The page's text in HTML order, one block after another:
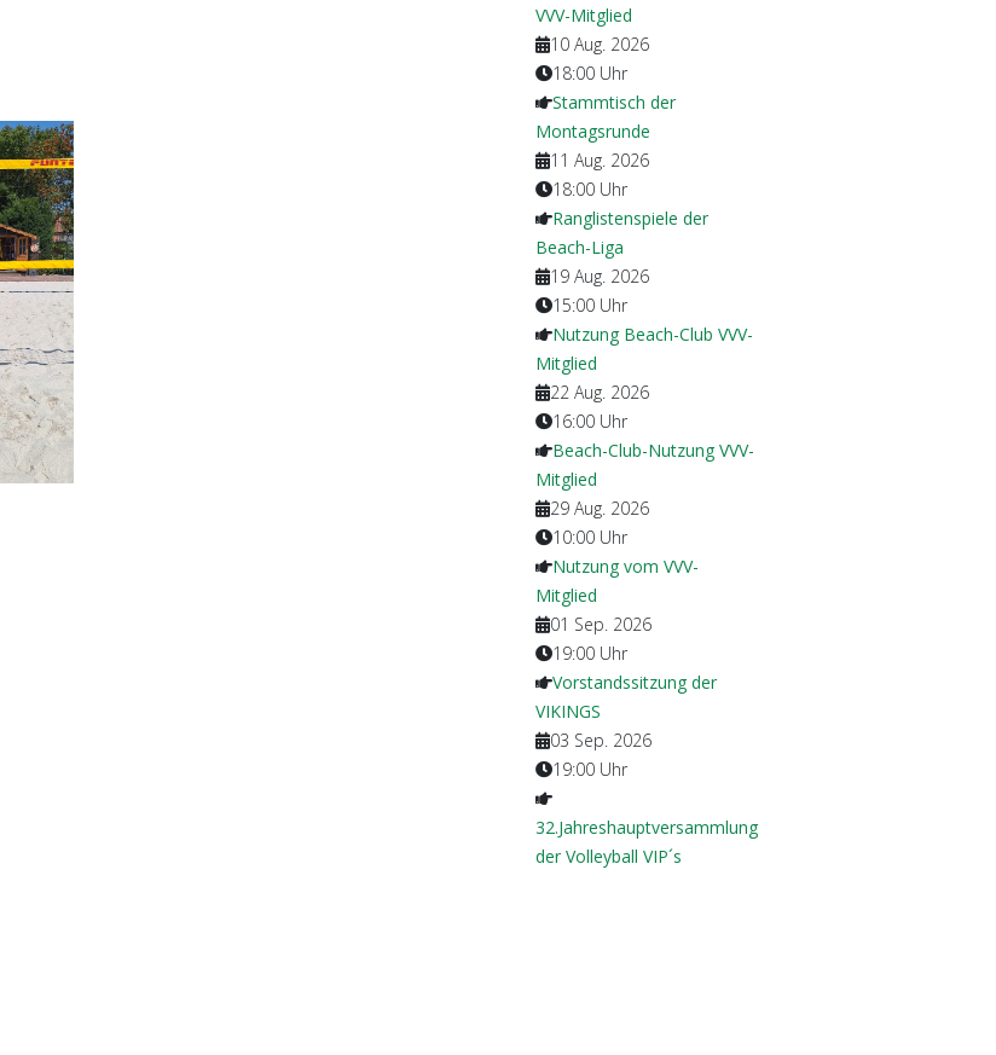
VVV-Mitglied
10 Aug. 2026
18:00 Uhr
Stammtisch der
Montagsrunde
11 Aug. 2026
18:00 Uhr
Ranglistenspiele der
Beach-Liga
19 Aug. 2026
15:00 Uhr
Nutzung Beach-Club VVV-
Mitglied
22 Aug. 2026
16:00 Uhr
Beach-Club-Nutzung VVV-
Mitglied
29 Aug. 2026
10:00 Uhr
Nutzung vom VVV-
Mitglied
01 Sep. 2026
19:00 Uhr
Vorstandssitzung der
VIKINGS
03 Sep. 2026
19:00 Uhr
32.Jahreshauptversammlung
der Volleyball VIP´s